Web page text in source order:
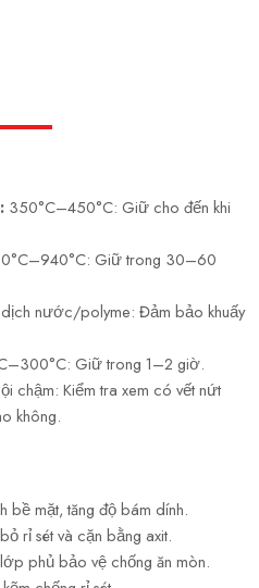
350°C–450°C: Giữ cho đến khi
Giữ trong 30–60
nước/polyme: Đảm bảo khuấy
Giữ trong 1–2 giờ.
chậm: Kiểm tra xem có vết nứt
không.
bề mặt, tăng độ bám dính.
rỉ sét và cặn bằng axit.
phủ bảo vệ chống ăn mòn.